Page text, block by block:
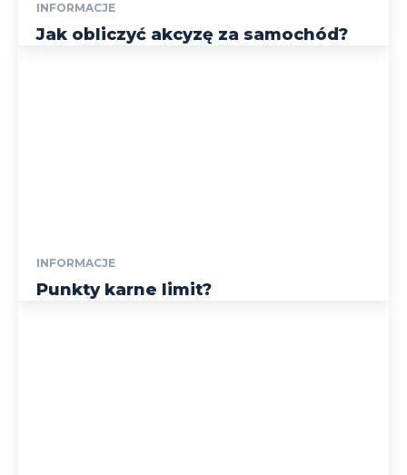
INFORMACJE
Jak obliczyć akcyzę za samochód?
INFORMACJE
Punkty karne limit?